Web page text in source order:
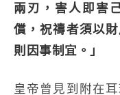
兩刃，害人即害
償，祝禱者須以
則因事制宜。」
皇帝曾見到附在